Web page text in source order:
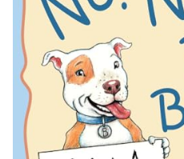
Vendedores
Comenzar a vender
Ayuda